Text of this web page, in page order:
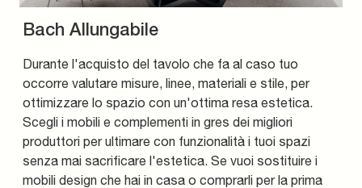
Bach Allungabile
Durante l'acquisto del tavolo che fa al caso tuo
occorre valutare misure, linee, materiali e stile, per
ottimizzare lo spazio con un'ottima resa estetica.
Scegli i mobili e complementi in gres dei migliori
produttori per ultimare con funzionalità i tuoi spazi
senza mai sacrificare l'estetica. Se vuoi sostituire i
mobili design che hai in casa o comprarli per la prima